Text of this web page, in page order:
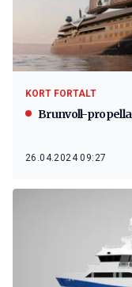
KORT FORTALT
Brunvoll-
26.04.2024 09:27